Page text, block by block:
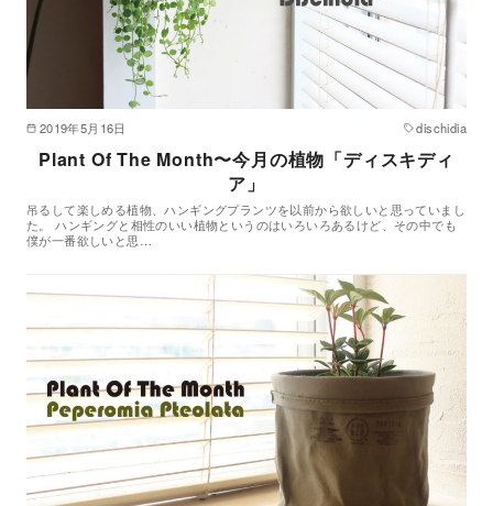
2019年5月16日 dischidia
Plant Of The Month〜今月の植物「ディスキディ
ア」
吊るして楽しめる植物、ハンギングプランツを以前から欲しいと思っていまし
た。 ハンギングと相性のいい植物というのはいろいろあるけど、その中でも
僕が一番欲しいと思…